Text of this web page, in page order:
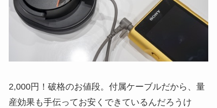
2,000円！破格のお値段。付属ケーブルだから、量
産効果も手伝ってお安くできているんだろうけ